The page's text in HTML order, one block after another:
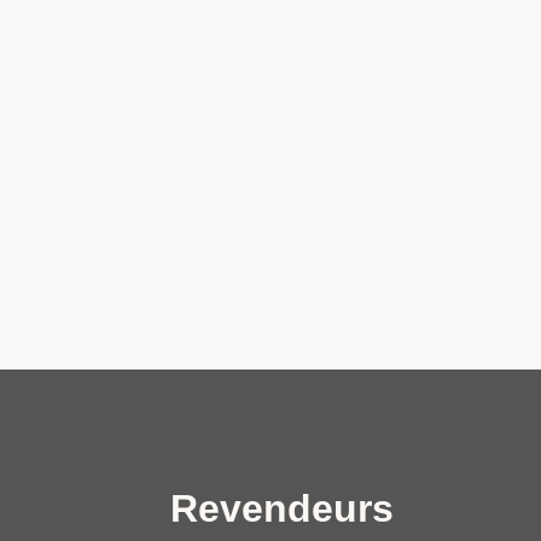
Revendeurs